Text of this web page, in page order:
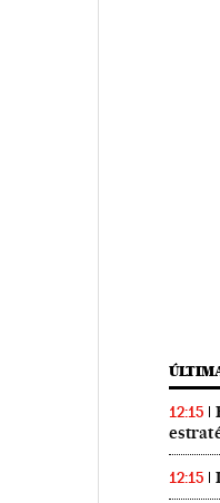
12:15
12:15